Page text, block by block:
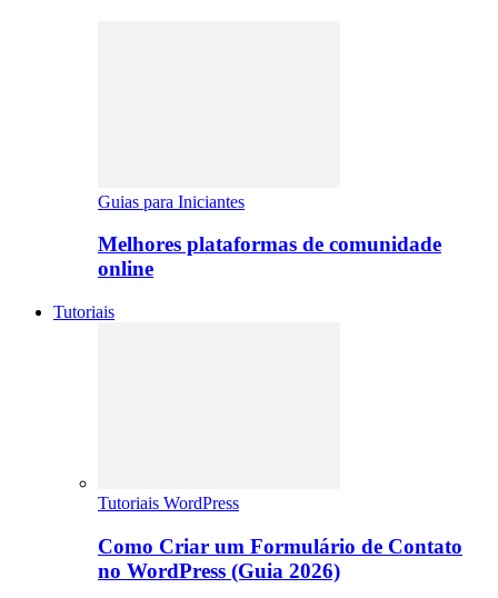
Guias para Iniciantes
Melhores plataformas de comunidade
online
Tutoriais
Tutoriais WordPress
Como Criar um Formulário de Contato
no WordPress (Guia 2026)